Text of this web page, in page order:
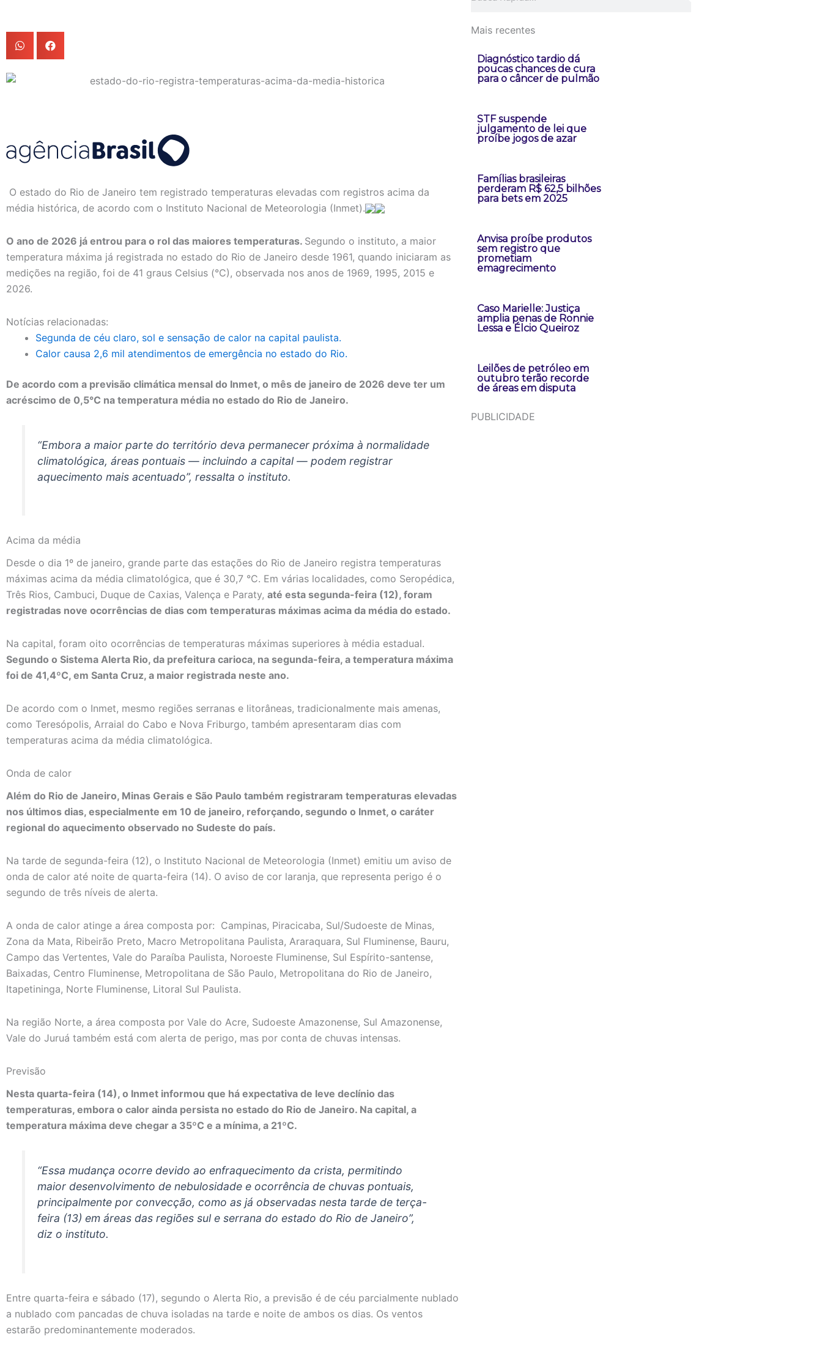
O estado do Rio de Janeiro tem registrado temperaturas elevadas com registros acima da
média histórica, de acordo com o Instituto Nacional de Meteorologia (Inmet).
O ano de 2026 já entrou para o rol das maiores temperaturas. Segundo o instituto, a maior
temperatura máxima já registrada no estado do Rio de Janeiro desde 1961, quando iniciaram as
medições na região, foi de 41 graus Celsius (°C), observada nos anos de 1969, 1995, 2015 e
2026.
Notícias relacionadas:
Segunda de céu claro, sol e sensação de calor na capital paulista.
Calor causa 2,6 mil atendimentos de emergência no estado do Rio.
De acordo com a previsão climática mensal do Inmet, o mês de janeiro de 2026 deve ter um
acréscimo de 0,5°C na temperatura média no estado do Rio de Janeiro.
“Embora a maior parte do território deva permanecer próxima à normalidade
climatológica, áreas pontuais — incluindo a capital — podem registrar
aquecimento mais acentuado”, ressalta o instituto.
Acima da média
Desde o dia 1º de janeiro, grande parte das estações do Rio de Janeiro registra temperaturas
máximas acima da média climatológica, que é 30,7 °C. Em várias localidades, como Seropédica,
Três Rios, Cambuci, Duque de Caxias, Valença e Paraty, até esta segunda-feira (12), foram
registradas nove ocorrências de dias com temperaturas máximas acima da média do estado.
Na capital, foram oito ocorrências de temperaturas máximas superiores à média estadual.
Segundo o Sistema Alerta Rio, da prefeitura carioca, na segunda-feira, a temperatura máxima
foi de 41,4ºC, em Santa Cruz, a maior registrada neste ano.
De acordo com o Inmet, mesmo regiões serranas e litorâneas, tradicionalmente mais amenas,
como Teresópolis, Arraial do Cabo e Nova Friburgo, também apresentaram dias com
temperaturas acima da média climatológica.
Onda de calor
Além do Rio de Janeiro, Minas Gerais e São Paulo também registraram temperaturas elevadas
nos últimos dias, especialmente em 10 de janeiro, reforçando, segundo o Inmet, o caráter
regional do aquecimento observado no Sudeste do país.
Na tarde de segunda-feira (12), o Instituto Nacional de Meteorologia (Inmet) emitiu um aviso de
onda de calor até noite de quarta-feira (14). O aviso de cor laranja, que representa perigo é o
segundo de três níveis de alerta.
A onda de calor atinge a área composta por: Campinas, Piracicaba, Sul/Sudoeste de Minas,
Zona da Mata, Ribeirão Preto, Macro Metropolitana Paulista, Araraquara, Sul Fluminense, Bauru,
Campo das Vertentes, Vale do Paraíba Paulista, Noroeste Fluminense, Sul Espírito-santense,
Baixadas, Centro Fluminense, Metropolitana de São Paulo, Metropolitana do Rio de Janeiro,
Itapetininga, Norte Fluminense, Litoral Sul Paulista.
Na região Norte, a área composta por Vale do Acre, Sudoeste Amazonense, Sul Amazonense,
Vale do Juruá também está com alerta de perigo, mas por conta de chuvas intensas.
Previsão
Nesta quarta-feira (14), o Inmet informou que há expectativa de leve declínio das
temperaturas, embora o calor ainda persista no estado do Rio de Janeiro. Na capital, a
temperatura máxima deve chegar a 35ºC e a mínima, a 21ºC.
“Essa mudança ocorre devido ao enfraquecimento da crista, permitindo
maior desenvolvimento de nebulosidade e ocorrência de chuvas pontuais,
principalmente por convecção, como as já observadas nesta tarde de terça-
feira (13) em áreas das regiões sul e serrana do estado do Rio de Janeiro”,
diz o instituto.
Entre quarta-feira e sábado (17), segundo o Alerta Rio, a previsão é de céu parcialmente nublado
a nublado com pancadas de chuva isoladas na tarde e noite de ambos os dias. Os ventos
estarão predominantemente moderados.
Mais recentes
Diagnóstico tardio dá
poucas chances de cura
para o câncer de pulmão
STF suspende
julgamento de lei que
proíbe jogos de azar
Famílias brasileiras
perderam R$ 62,5 bilhões
para bets em 2025
Anvisa proíbe produtos
sem registro que
prometiam
emagrecimento
Caso Marielle: Justiça
amplia penas de Ronnie
Lessa e Élcio Queiroz
Leilões de petróleo em
outubro terão recorde
de áreas em disputa
PUBLICIDADE